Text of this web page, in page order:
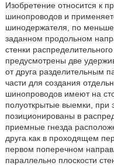
Изобретение относится к
шинопроводов и
шинодержателя, по
заданном продольном
стенки
предусмотрены две
от друга разделительным
части для создания
шинопроводов имеют на
полуоткрытые выемки,
позиционированы в
приемные гнезда
друга как в проходящем
первом поперечном
параллельно плоскости